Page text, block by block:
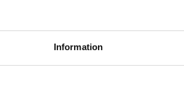
Information
A3CERT -
När ni samlar alla
kan samordnas,